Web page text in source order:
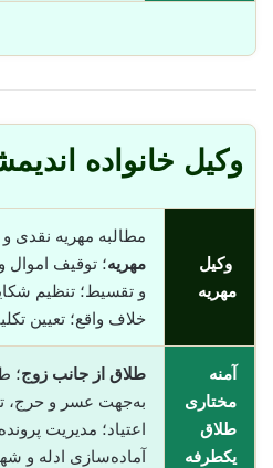
وکیل خانواده
وکیل
مهریه
مطالبه مهریه نقدی و
مهریه؛ توقیف اموال
و تقسیط؛ تنظیم
خلاف واقع؛ تعیین
آمنه
مختاری
طلاق
یکطرفه
طلاق از جانب زوج؛
به‌جهت عسر و حرج،
اعتیاد؛ مدیریت
آماده‌سازی ادله و